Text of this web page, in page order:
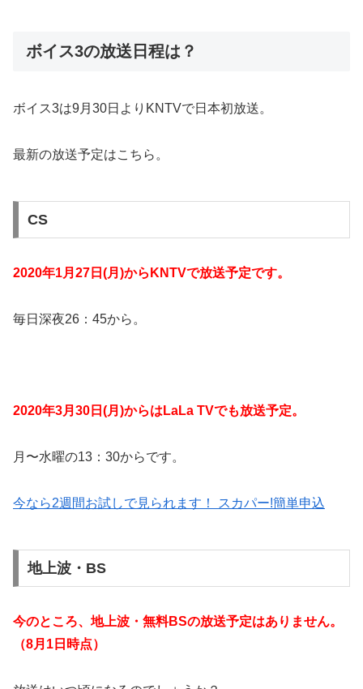
ボイス3の放送日程は？
ボイス3は9月30日よりKNTVで日本初放送。
最新の放送予定はこちら。
CS
2020年1月27日(月)からKNTVで放送予定です。
毎日深夜26：45から。
2020年3月30日(月)からはLaLa TVでも放送予定。
月〜水曜の13：30からです。
今なら2週間お試しで見られます！ スカパー!簡単申込
地上波・BS
今のところ、地上波・無料BSの放送予定はありません。
（8月1日時点）